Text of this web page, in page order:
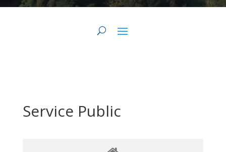
Service Public